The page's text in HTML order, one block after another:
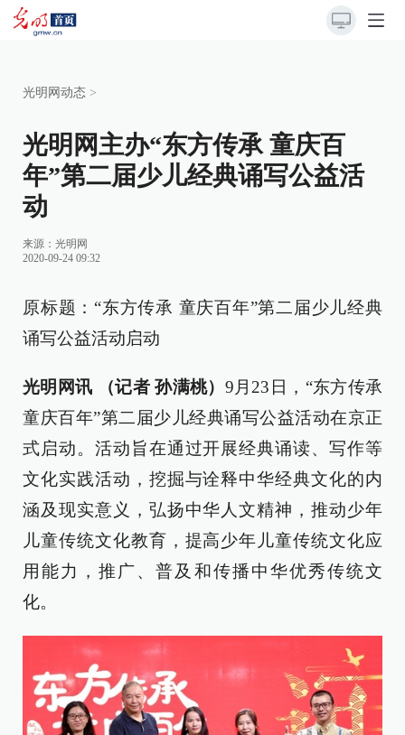
光明网动态 >
光明网主办“东方传承 童庆百
年”第二届少儿经典诵写公益活
动
来源： 光明网
2020-09-24 09:32
原标题：“东方传承 童庆百年”第二届少儿经典
诵写公益活动启动
光明网讯 （记者 孙满桃） 9月23日，“东方传承
童庆百年”第二届少儿经典诵写公益活动在京正
式启动。活动旨在通过开展经典诵读、写作等
文化实践活动，挖掘与诠释中华经典文化的内
涵及现实意义，弘扬中华人文精神，推动少年
儿童传统文化教育，提高少年儿童传统文化应
用能力，推广、普及和传播中华优秀传统文
化。